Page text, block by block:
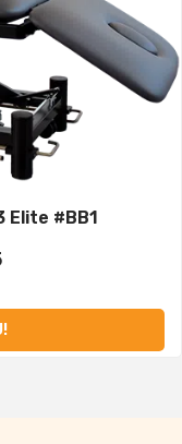
Elite #BB1